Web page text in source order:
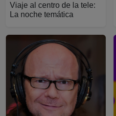
Viaje al centro de la tele:
La noche temática